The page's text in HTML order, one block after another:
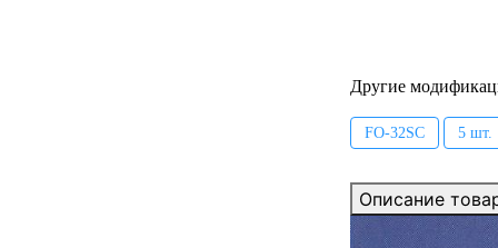
Другие
FO-32SC 5 шт.
Описание